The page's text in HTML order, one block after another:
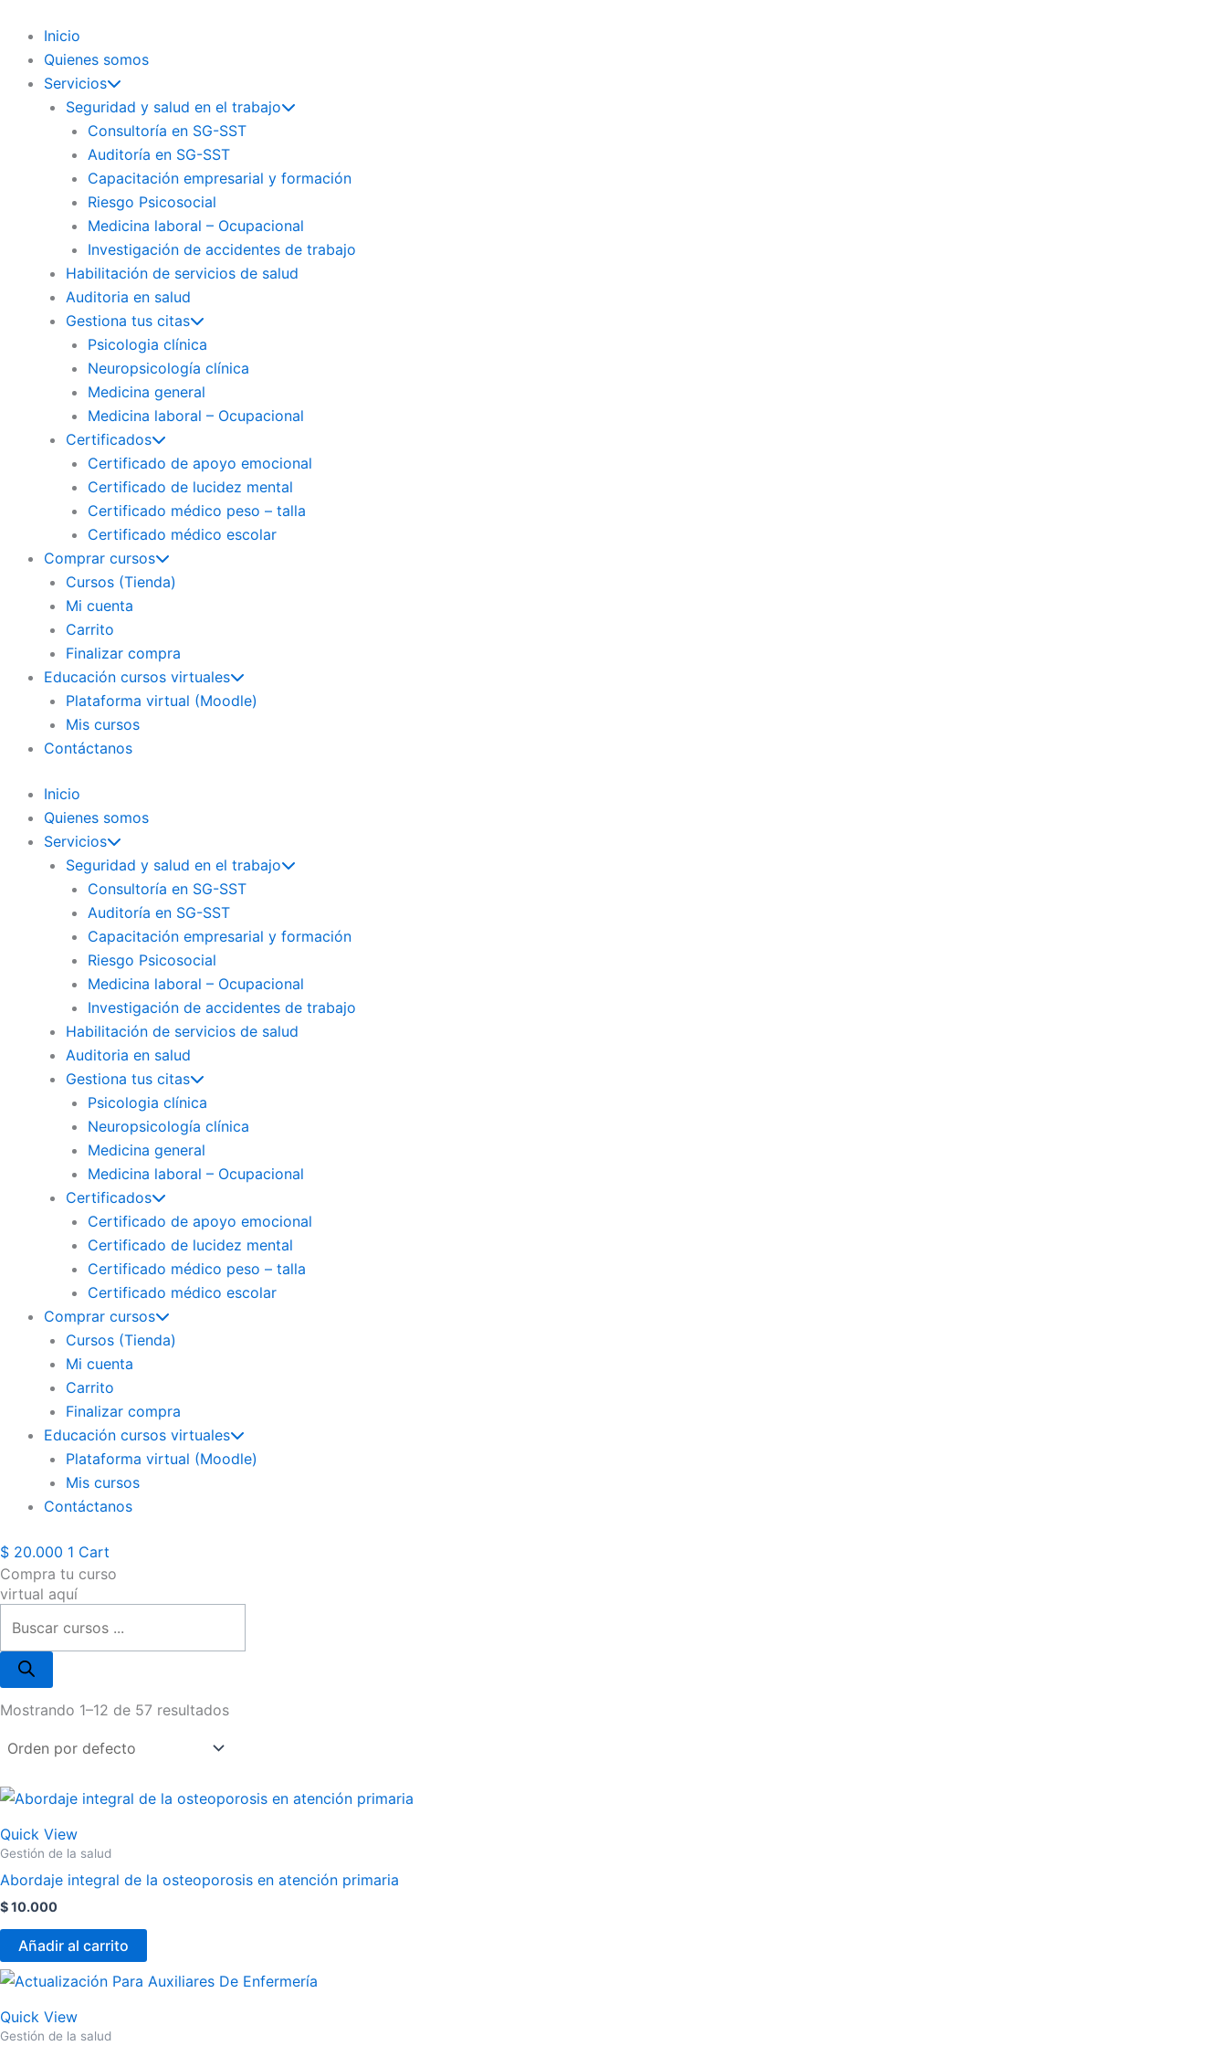
contenido
Inicio
Quienes somos
Servicios
Seguridad y salud en el trabajo
Consultoría en SG-SST
Auditoría en SG-SST
Capacitación empresarial y formación
Riesgo Psicosocial
Medicina laboral – Ocupacional
Investigación de accidentes de trabajo
Habilitación de servicios de salud
Auditoria en salud
Gestiona tus citas
Psicologia clínica
Neuropsicología clínica
Medicina general
Medicina laboral – Ocupacional
Certificados
Certificado de apoyo emocional
Certificado de lucidez mental
Certificado médico peso – talla
Certificado médico escolar
Comprar cursos
Cursos (Tienda)
Mi cuenta
Carrito
Finalizar compra
Educación cursos virtuales
Plataforma virtual (Moodle)
Mis cursos
Contáctanos
Inicio
Quienes somos
Servicios
Seguridad y salud en el trabajo
Consultoría en SG-SST
Auditoría en SG-SST
Capacitación empresarial y formación
Riesgo Psicosocial
Medicina laboral – Ocupacional
Investigación de accidentes de trabajo
Habilitación de servicios de salud
Auditoria en salud
Gestiona tus citas
Psicologia clínica
Neuropsicología clínica
Medicina general
Medicina laboral – Ocupacional
Certificados
Certificado de apoyo emocional
Certificado de lucidez mental
Certificado médico peso – talla
Certificado médico escolar
Comprar cursos
Cursos (Tienda)
Mi cuenta
Carrito
Finalizar compra
Educación cursos virtuales
Plataforma virtual (Moodle)
Mis cursos
Contáctanos
$ 20.000 1 Cart
Compra tu curso
virtual aquí
Búsqueda
de
productos
Mostrando 1–12 de 57 resultados
Quick View
Gestión de la salud
Abordaje integral de la osteoporosis en atención primaria
$10.000
Añadir al carrito
Quick View
Gestión de la salud